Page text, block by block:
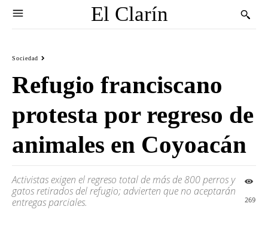
El Clarín
Sociedad
Refugio franciscano
protesta por regreso de
animales en Coyoacán
Activistas exigen el regreso total de más de 800 perros y
gatos retirados del refugio; advierten que no aceptarán
entregas parciales.
269